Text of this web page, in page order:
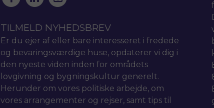
TILMELD NYHEDSBREV
Er du ejer af eller bare interesseret i fredede
og bevaringsværdige huse, opdaterer vi dig i
den nyeste viden inden for områdets
lovgivning og bygningskultur generelt.
Herunder om vores politiske arbejde, om
vores arrangementer og rejser, samt tips til